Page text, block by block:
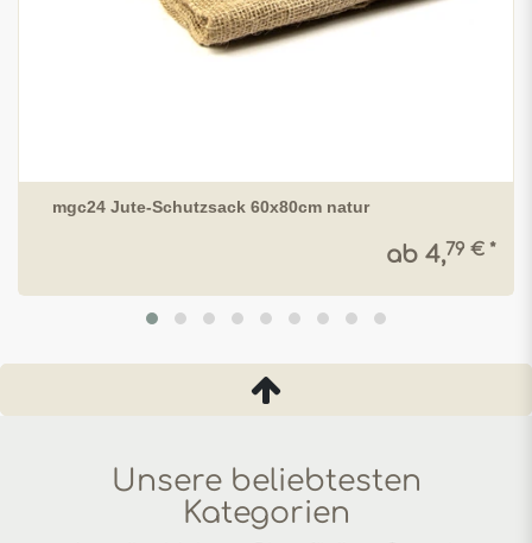
mgc24 Jute-Schutzsack 60x80cm natur
ab 4,79 € *
Unsere beliebtesten
Kategorien